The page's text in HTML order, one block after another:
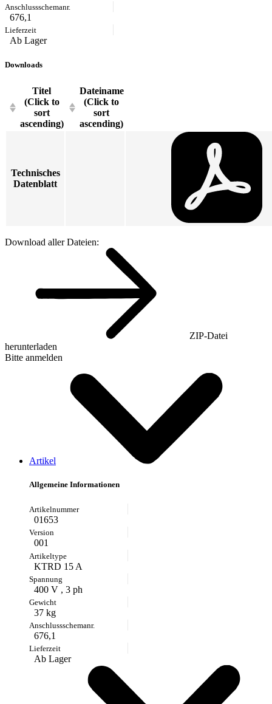
676,1
Ab Lager
Downloads
Titel
(Click to
sort
ascending)
Dateiname
(Click to
sort
ascending)
Technisches
Datenblatt
Download aller Dateien:
ZIP-Datei
herunterladen
Bitte anmelden
Artikel
Allgemeine Informationen
01653
001
KTRD 15 A
400 V , 3 ph
37 kg
676,1
Ab Lager